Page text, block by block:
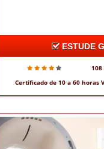
ESTUDE
Certificado de 10 a 60 horas